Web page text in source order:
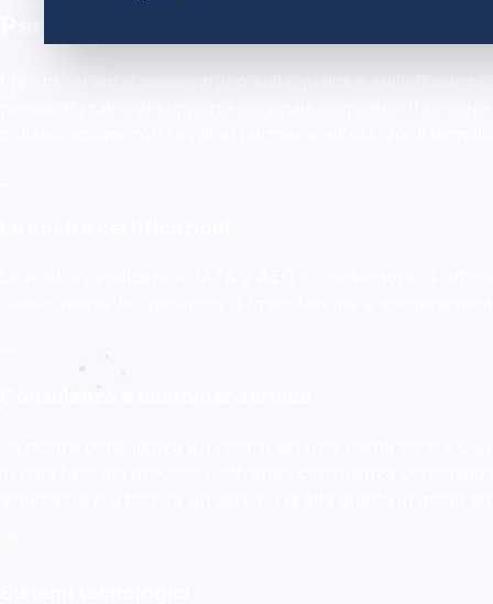
I nostri servizi si concentrano sulla qualità e
personalizzati e al supporto doganale completo. Il
Le nostre certificazioni IATA e AEO ci consentono di
ulteriormente le operazioni di importazione e
Consulenza e customer service